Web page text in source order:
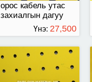
орос кабель утас
захиалгын дагуу
нийлүүлнэ.Үнэ: 27,500
ТӨГРӨГ